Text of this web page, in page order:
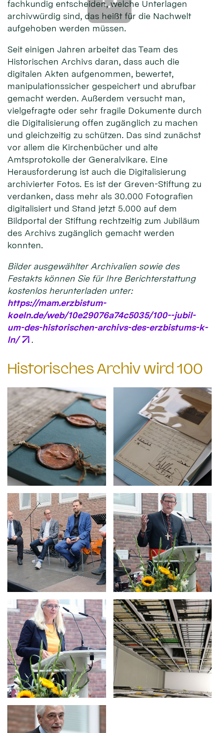
fachkundig entscheiden, welche Unterlagen
archivwürdig sind, das heißt für die Nachwelt
aufgehoben werden müssen.
Seit einigen Jahren arbeitet das Team des
Historischen Archivs daran, dass auch die
digitalen Akten aufgenommen, bewertet,
manipulationssicher gespeichert und abrufbar
gemacht werden. Außerdem versucht man,
vielgefragte oder sehr fragile Dokumente durch
die Digitalisierung offen zugänglich zu machen
und gleichzeitig zu schützen. Das sind zunächst
vor allem die Kirchenbücher und alte
Amtsprotokolle der Generalvikare. Eine
Herausforderung ist auch die Digitalisierung
archivierter Fotos. Es ist der Greven-Stiftung zu
verdanken, dass mehr als 30.000 Fotografien
digitalisiert und Stand jetzt 5.000 auf dem
Bildportal der Stiftung rechtzeitig zum Jubiläum
des Archivs zugänglich gemacht werden
konnten.
Bilder ausgewählter Archivalien sowie des
Festakts können Sie für Ihre Berichterstattung
kostenlos herunterladen unter:
https://mam.erzbistum-
koeln.de/web/10e29076a74c5035/100--jubil-
um-des-historischen-archivs-des-erzbistums-k-
ln/
.
Historisches Archiv wird 100